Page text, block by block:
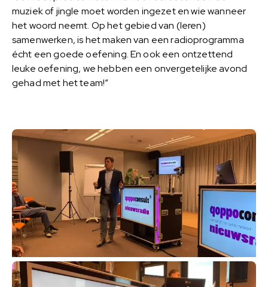
muziek of jingle moet worden ingezet en wie wanneer
het woord neemt. Op het gebied van (leren)
samenwerken, is het maken van een radioprogramma
écht een goede oefening. En ook een ontzettend
leuke oefening, we hebben een onvergetelijke avond
gehad met het team!”